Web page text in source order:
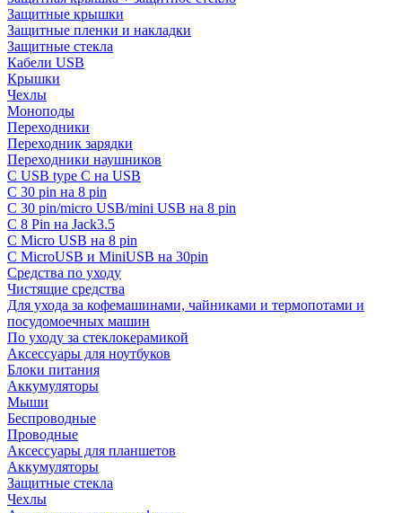
Защитные крышки
Защитные пленки и накладки
Защитные стекла
Кабели USB
Крышки
Чехлы
Моноподы
Переходники
Переходник зарядки
Переходники наушников
С USB type C на USB
С 30 pin на 8 pin
С 30 pin/micro USB/mini USB на 8 pin
С 8 Pin на Jack3.5
С Micro USB на 8 pin
С MicroUSB и MiniUSB на 30pin
Средства по уходу
Чистящие средства
Для ухода за кофемашинами, чайниками и термопотами и
посудомоечных машин
По уходу за стеклокерамикой
Аксессуары для ноутбуков
Блоки питания
Аккумуляторы
Мыши
Беспроводные
Проводные
Аксессуары для планшетов
Аккумуляторы
Защитные стекла
Чехлы